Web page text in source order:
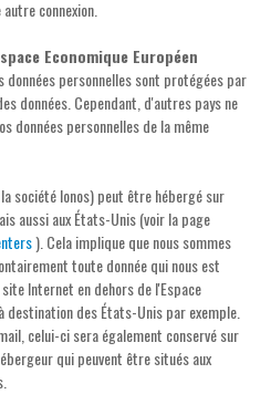
connexion.
Economique Européen
données personnelles sont protégées par
données. Cependant, d'autres pays ne
données personnelles de la même
société Ionos) peut être hébergé sur
aussi aux États-Unis (voir la page
). Cela implique que nous sommes
toute donnée qui nous est
Internet en dehors de l'Espace
destination des États-Unis par exemple.
celui-ci sera également conservé sur
qui peuvent être situés aux